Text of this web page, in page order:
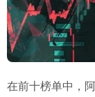
在前十榜单中，